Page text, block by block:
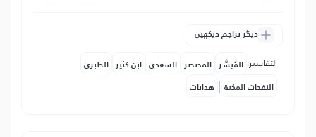
دیگر تراجم دیکھیں
التفاسير: المُيسَّر المختصر السعدي ابن كثير الطبري
النفحات المكية | هدايات